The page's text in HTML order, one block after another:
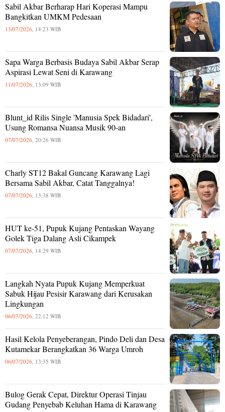
Sabil Akbar Berharap Hari Koperasi Mampu
Bangkitkan UMKM Pedesaan
13/07/2026, 14:23 WIB
Sapa Warga Berbasis Budaya Sabil Akbar Serap
Aspirasi Lewat Seni di Karawang
11/07/2026, 13:09 WIB
Blunt_id Rilis Single 'Manusia Spek Bidadari',
Usung Romansa Nuansa Musik 90-an
07/07/2026, 20:26 WIB
Charly ST12 Bakal Guncang Karawang Lagi
Bersama Sabil Akbar, Catat Tanggalnya!
07/07/2026, 13:38 WIB
HUT ke-51, Pupuk Kujang Pentaskan Wayang
Golek Tiga Dalang Asli Cikampek
07/07/2026, 14:29 WIB
Langkah Nyata Pupuk Kujang Memperkuat
Sabuk Hijau Pesisir Karawang dari Kerusakan
Lingkungan
06/07/2026, 22:12 WIB
Hasil Kelola Penyeberangan, Pindo Deli dan Desa
Kutamekar Berangkatkan 36 Warga Umroh
06/07/2026, 13:35 WIB
Bulog Gerak Cepat, Direktur Operasi Tinjau
Gudang Penyebab Keluhan Hama di Karawang